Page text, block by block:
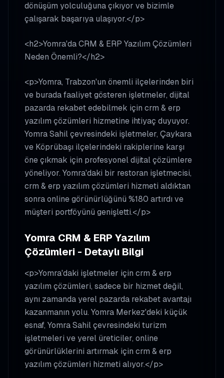
dönüşüm yolculuğuna çıkıyor ve bizimle
çalışarak başarıya ulaşıyor.</p>
<h2>Yomra'da CRM & ERP Yazılım Çözümleri
Neden Önemli?</h2>
<p>Yomra, Trabzon'un önemli ilçelerinden biri
ve burada faaliyet gösteren işletmeler, dijital
pazarda rekabet edebilmek için crm & erp
yazılım çözümleri hizmetine ihtiyaç duyuyor.
Yomra Sahil çevresindeki işletmeler, Çaykara
ve Köprübaşı ilçelerindeki rakiplerine karşı
öne çıkmak için profesyonel dijital çözümlere
yöneliyor. Yomra'daki bir restoran işletmecisi,
crm & erp yazılım çözümleri hizmeti aldıktan
sonra online görünürlüğünü %180 artırdı ve
müşteri portföyünü genişletti.</p>
Yomra CRM & ERP Yazılım
Çözümleri - Detaylı Bilgi
<p>Yomra'daki işletmeler için crm & erp
yazılım çözümleri, sadece bir hizmet değil,
aynı zamanda yerel pazarda rekabet avantajı
kazanmanın yolu. Yomra Merkez'deki küçük
esnaf, Yomra Sahil çevresindeki turizm
işletmeleri ve yerel üreticiler, online
görünürlüklerini artırmak için crm & erp
yazılım çözümleri hizmeti alıyor.</p>